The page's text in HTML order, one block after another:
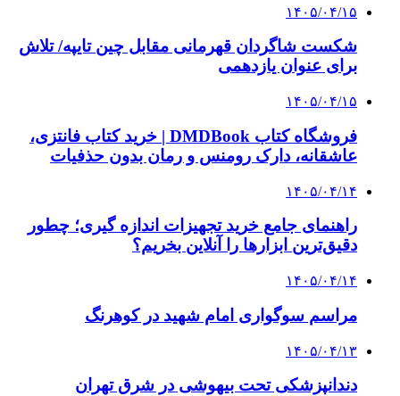
۱۴۰۵/۰۴/۱۵
شکست شاگردان قهرمانی مقابل چین تایپه/ تلاش
برای عنوان یازدهمی
۱۴۰۵/۰۴/۱۵
فروشگاه کتاب DMDBook | خرید کتاب فانتزی،
عاشقانه، دارک رومنس و رمان بدون حذفیات
۱۴۰۵/۰۴/۱۴
راهنمای جامع خرید تجهیزات اندازه گیری؛ چطور
دقیق‌ترین ابزارها را آنلاین بخریم؟
۱۴۰۵/۰۴/۱۴
مراسم سوگواری امام شهید در کوهرنگ
۱۴۰۵/۰۴/۱۳
دندانپزشکی تحت بیهوشی در شرق تهران